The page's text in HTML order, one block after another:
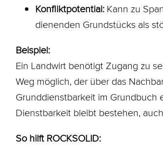
Konfliktpotential:Kann zu
dienenden Grundstücks als
Beispiel:
Ein Landwirt benötigt Zugang zu
Weg möglich, der über das
Grunddienstbarkeit im Grundbuch
Dienstbarkeit bleibt bestehen,
So hilft ROCKSOLID: